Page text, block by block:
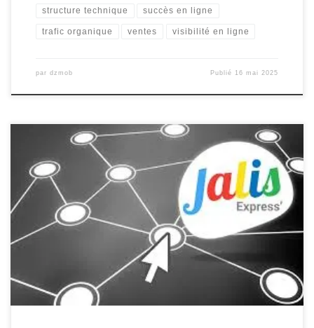
structure technique succès en ligne
trafic organique ventes visibilité en ligne
par dzmob Publié 16 mai 2025
L’importance d’une Agence SEO à Marseille pour Booster Votre
Visibilité en Ligne De nos jours, être présent sur le web est
essentiel pour toute entreprise cherchant à se démarquer dans un
marché concurrentiel. Avec des milliards de recherches effectuées
chaque jour sur les moteurs de recherche tels que Google, il […]